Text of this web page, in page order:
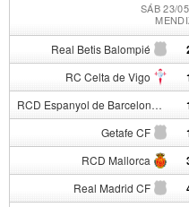
SÁB 23/
Real Betis Balompié
RC Celta de Vigo
RCD Espanyol de Barcelona
Getafe CF
RCD Mallorca
Real Madrid CF